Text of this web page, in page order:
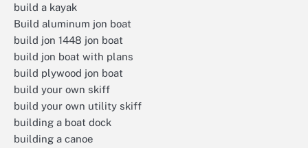
build a kayak
Build aluminum jon boat
build jon 1448 jon boat
build jon boat with plans
build plywood jon boat
build your own skiff
build your own utility skiff
building a boat dock
building a canoe